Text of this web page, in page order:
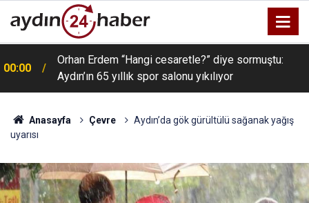
00:00
Orhan Erdem “Hangi cesaretle?” diye sormuştu:
Aydın’ın 65 yıllık spor salonu yıkılıyor
Anasayfa Çevre
Aydın’da gök gürültülü sağanak yağış
uyarısı